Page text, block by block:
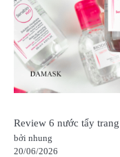
Review 6 nước tẩy
bởi nhung
20/06/2026